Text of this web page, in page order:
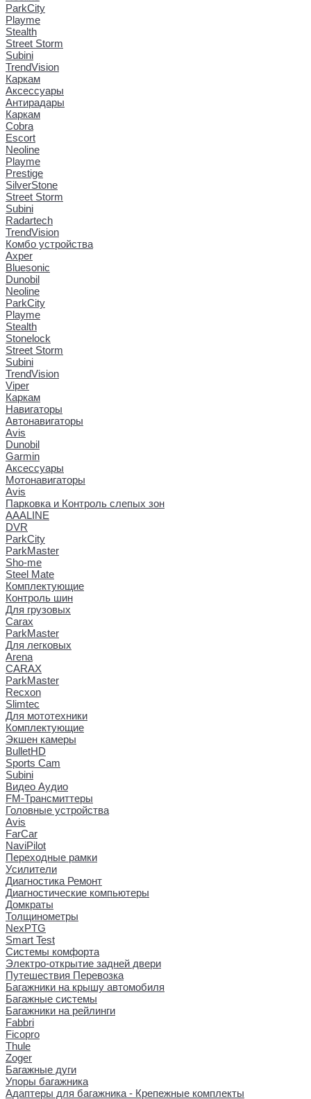
ParkCity
Playme
Stealth
Street Storm
Subini
TrendVision
Каркам
Аксессуары
Антирадары
Каркам
Cobra
Escort
Neoline
Playme
Prestige
SilverStone
Street Storm
Subini
Radartech
TrendVision
Комбо устройства
Axper
Bluesonic
Dunobil
Neoline
ParkCity
Playme
Stealth
Stonelock
Street Storm
Subini
TrendVision
Viper
Каркам
Навигаторы
Автонавигаторы
Avis
Dunobil
Garmin
Аксессуары
Мотонавигаторы
Avis
Парковка и Контроль слепых зон
AAALINE
DVR
ParkCity
ParkMaster
Sho-me
Steel Mate
Комплектующие
Контроль шин
Для грузовых
Carax
ParkMaster
Для легковых
Arena
CARAX
ParkMaster
Recxon
Slimtec
Для мототехники
Комплектующие
Экшен камеры
BulletHD
Sports Cam
Subini
Видео Аудио
FM-Трансмиттеры
Головные устройства
Avis
FarCar
NaviPilot
Переходные рамки
Усилители
Диагностика Ремонт
Диагностические компьютеры
Домкраты
Толщинометры
NexPTG
Smart Test
Системы комфорта
Электро-открытие задней двери
Путешествия Перевозка
Багажники на крышу автомобиля
Багажные системы
Багажники на рейлинги
Fabbri
Ficopro
Thule
Zoger
Багажные дуги
Упоры багажника
Адаптеры для багажника - Крепежные комплекты